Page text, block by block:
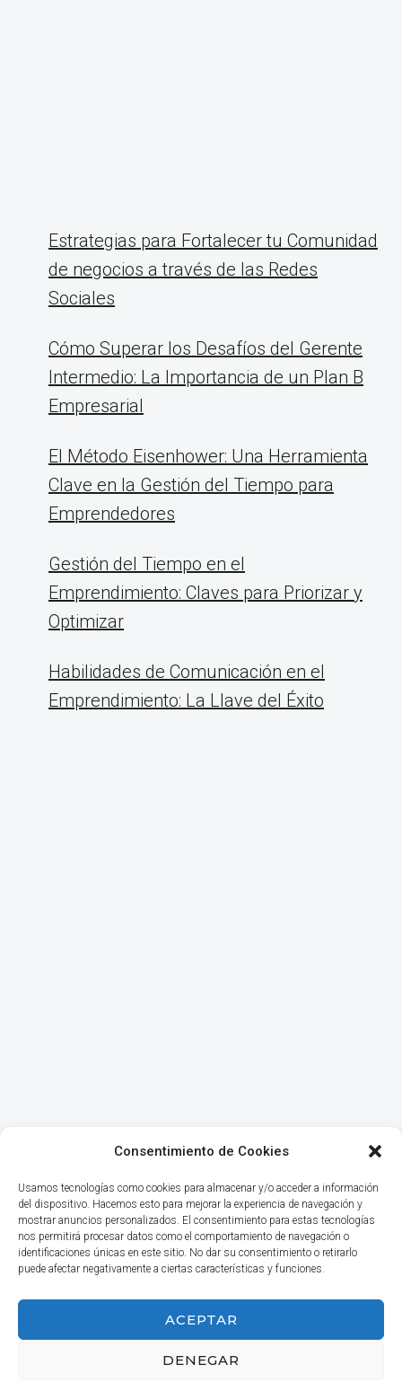
Consentimiento de Cookies
Usamos tecnologías como cookies para almacenar y/o acceder a información
del dispositivo. Hacemos esto para mejorar la experiencia de navegación y
mostrar anuncios personalizados. El consentimiento para estas tecnologías
nos permitirá procesar datos como el comportamiento de navegación o
identificaciones únicas en este sitio. No dar su consentimiento o retirarlo
puede afectar negativamente a ciertas características y funciones.
ACEPTAR
DENEGAR
Estrategias para Fortalecer tu Comunidad
de negocios a través de las Redes
Sociales
Cómo Superar los Desafíos del Gerente
Intermedio: La Importancia de un Plan B
Empresarial
El Método Eisenhower: Una Herramienta
Clave en la Gestión del Tiempo para
Emprendedores
Gestión del Tiempo en el
Emprendimiento: Claves para Priorizar y
Optimizar
Habilidades de Comunicación en el
Emprendimiento: La Llave del Éxito
INICIO
© 2026 Haga Negocios